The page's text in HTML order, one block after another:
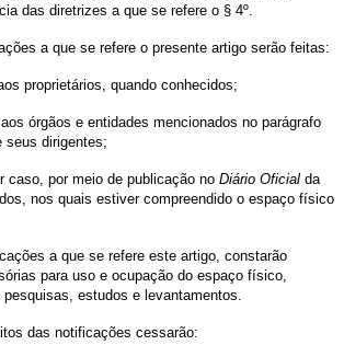
das diretrizes a que se refere o § 4º.
a que se refere o presente artigo serão feitas:
proprietários, quando conhecidos;
órgãos e entidades mencionados no parágrafo
seus dirigentes;
por meio de publicação no Diário Oficial da
nos quais estiver compreendido o espaço físico
a que se refere este artigo, constarão
para uso e ocupação do espaço físico,
estudos e levantamentos.
das notificações cessarão: